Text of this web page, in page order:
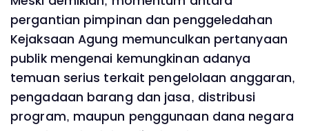
pergantian pimpinan dan penggeledahan
Kejaksaan Agung memunculkan pertanyaan
publik mengenai kemungkinan adanya
temuan serius terkait pengelolaan anggaran,
pengadaan barang dan jasa, distribusi
program, maupun penggunaan dana negara